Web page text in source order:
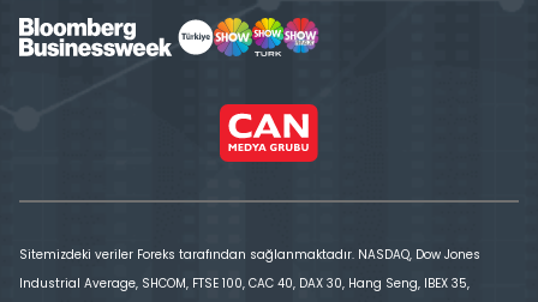
Sitemizdeki veriler Foreks tarafından sağlanmaktadır. NASDAQ, Dow Jones
Industrial Average, SHCOM, FTSE 100, CAC 40, DAX 30, Hang Seng, IBEX 35,